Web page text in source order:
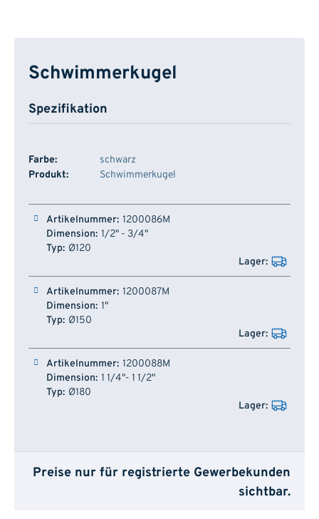
Schwimmerkugel
Spezifikation
Farbe:
schwarz
Produkt:
Schwimmerkugel
Artikelnummer Dimension
1200086M
1/2" - 3/4"
Ø120
1200087M
1"
Ø150
1200088M
1 1/4"- 1 1/2"
Ø180
Preise nur für registrierte Gewerbekunden
sichtbar.